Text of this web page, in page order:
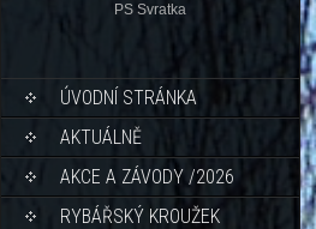
PS Svratka
ÚVODNÍ STRÁNKA
AKTUÁLNĚ
AKCE A ZÁVODY /2026
RYBÁŘSKÝ KROUŽEK